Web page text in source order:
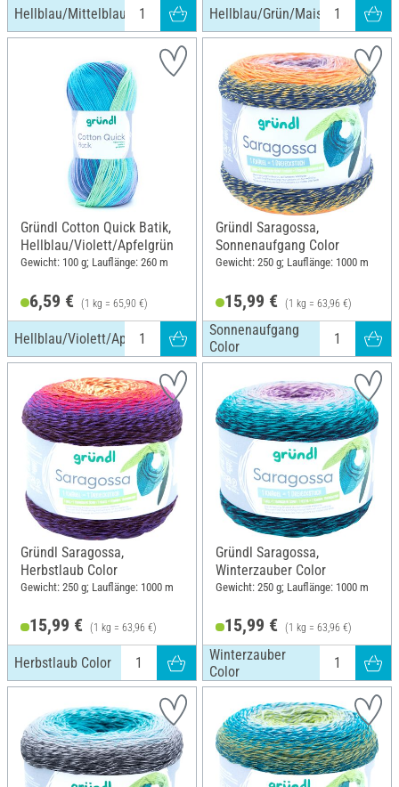
Hellblau/Mittelblau/Dunkelblau Hellblau/Grün/Mais/Orange
Gründl Cotton Quick Batik,
Hellblau/Violett/Apfelgrün
Gewicht: 100 g; Lauflänge: 260 m
6,59 € (1 kg = 65,90 €)
Hellblau/Violett/Apfelgrün
Gründl Saragossa,
Sonnenaufgang Color
Gewicht: 250 g; Lauflänge: 1000 m
15,99 € (1 kg = 63,96 €)
Sonnenaufgang
Color
Gründl Saragossa,
Herbstlaub Color
Gewicht: 250 g; Lauflänge: 1000 m
15,99 € (1 kg = 63,96 €)
Herbstlaub Color
Gründl Saragossa,
Winterzauber Color
Gewicht: 250 g; Lauflänge: 1000 m
15,99 € (1 kg = 63,96 €)
Winterzauber
Color